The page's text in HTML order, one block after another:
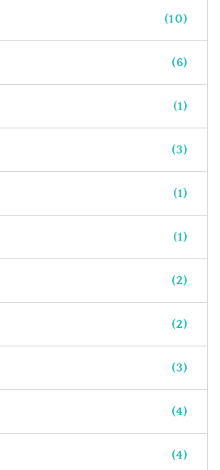
(10)
(6)
(1)
(3)
(1)
(1)
(2)
(2)
(3)
(4)
(4)